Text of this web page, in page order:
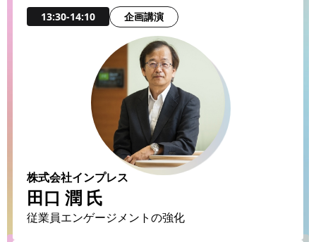
13:30-14:10 企画講演
株式会社インプレス
田口 潤 氏
従業員エンゲージメントの強化